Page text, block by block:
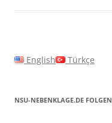
English Türkçe
NSU-NEBENKLAGE.DE FOLGEN